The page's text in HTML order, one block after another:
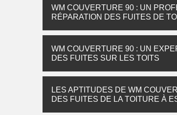
WM COUVERTURE 90 : UN
RÉPARATION DES FUITES DE
WM COUVERTURE 90 : UN
DES FUITES SUR LES TOITS
LES APTITUDES DE WM
DES FUITES DE LA TOITURE À